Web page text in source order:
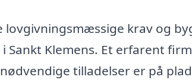
lovgivningsmæssige krav og
Klemens. Et erfarent
tilladelser er på